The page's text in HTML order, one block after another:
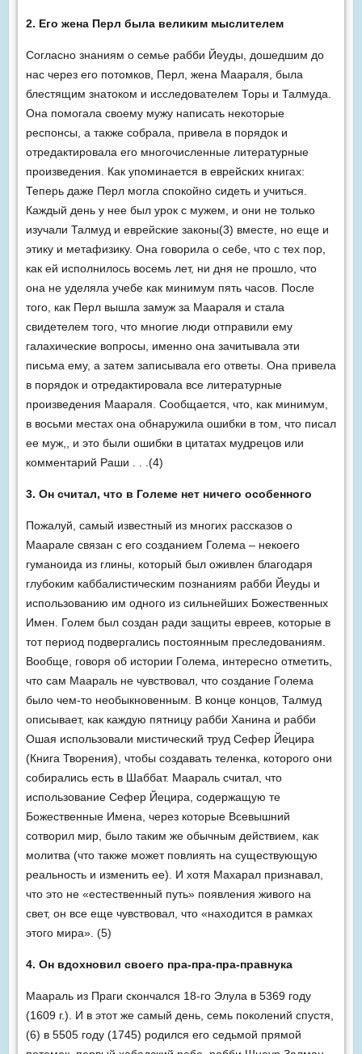
2. Его жена Перл была великим мыслителем
Согласно знаниям о семье рабби Йеуды, дошедшим до
нас через его потомков, Перл, жена Маараля, была
блестящим знатоком и исследователем Торы и Талмуда.
Она помогала своему мужу написать некоторые
респонсы, а также собрала, привела в порядок и
отредактировала его многочисленные литературные
произведения. Как упоминается в еврейских книгах:
Теперь даже Перл могла спокойно сидеть и учиться.
Каждый день у нее был урок с мужем, и они не только
изучали Талмуд и еврейские законы(3) вместе, но еще и
этику и метафизику. Она говорила о себе, что с тех пор,
как ей исполнилось восемь лет, ни дня не прошло, что
она не уделяла учебе как минимум пять часов. После
того, как Перл вышла замуж за Маараля и стала
свидетелем того, что многие люди отправили ему
галахические вопросы, именно она зачитывала эти
письма ему, а затем записывала его ответы. Она привела
в порядок и отредактировала все литературные
произведения Маараля. Сообщается, что, как минимум,
в восьми местах она обнаружила ошибки в том, что писал
ее муж,, и это были ошибки в цитатах мудрецов или
комментарий Раши . . .(4)
3. Он считал, что в Големе нет ничего особенного
Пожалуй, самый известный из многих рассказов о
Маарале связан с его созданием Голема – некоего
гуманоида из глины, который был оживлен благодаря
глубоким каббалистическим познаниям рабби Йеуды и
использованию им одного из сильнейших Божественных
Имен. Голем был создан ради защиты евреев, которые в
тот период подвергались постоянным преследованиям.
Вообще, говоря об истории Голема, интересно отметить,
что сам Маараль не чувствовал, что создание Голема
было чем-то необыкновенным. В конце концов, Талмуд
описывает, как каждую пятницу рабби Ханина и рабби
Ошая использовали мистический труд Сефер Йецира
(Книга Творения), чтобы создавать теленка, которого они
собирались есть в Шаббат. Маараль считал, что
использование Сефер Йецира, содержащую те
Божественные Имена, через которые Всевышний
сотворил мир, было таким же обычным действием, как
молитва (что также может повлиять на существующую
реальность и изменить ее). И хотя Махарал признавал,
что это не «естественный путь» появления живого на
свет, он все еще чувствовал, что «находится в рамках
этого мира». (5)
4. Он вдохновил своего пра-пра-пра-правнука
Маараль из Праги скончался 18-го Элула в 5369 году
(1609 г.). И в этот же самый день, семь поколений спустя,
(6) в 5505 году (1745) родился его седьмой прямой